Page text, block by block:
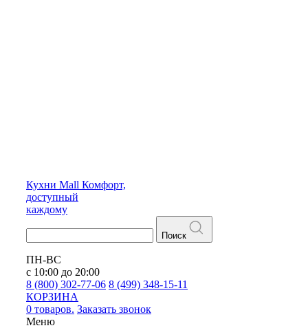
Кухни Mall Комфорт,
доступный
каждому
Поиск
ПН-ВС
с 10:00 до 20:00
8 (800) 302-77-06 8 (499) 348-15-11
КОРЗИНА
0 товаров. Заказать звонок
Меню